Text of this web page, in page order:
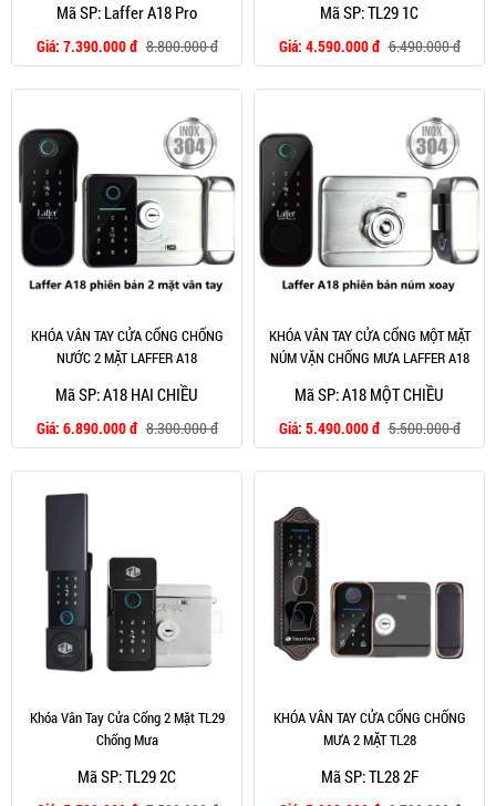
Mã SP: Laffer A18 Pro
Giá: 7.390.000 đ 8.800.000 đ
Mã SP: TL29 1C
Giá: 4.590.000 đ 6.490.000 đ
KHÓA VÂN TAY CỬA CỔNG CHỐNG
NƯỚC 2 MẶT LAFFER A18
Mã SP: A18 HAI CHIỀU
Giá: 6.890.000 đ 8.300.000 đ
KHÓA VÂN TAY CỬA CỔNG MỘT MẶT
NÚM VẶN CHỐNG MƯA LAFFER A18
Mã SP: A18 MỘT CHIỀU
Giá: 5.490.000 đ 5.500.000 đ
Khóa Vân Tay Cửa Cổng 2 Mặt TL29
Chống Mưa
Mã SP: TL29 2C
KHÓA VÂN TAY CỬA CỔNG CHỐNG
MƯA 2 MẶT TL28
Mã SP: TL28 2F